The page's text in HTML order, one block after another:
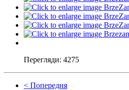
Перегляди: 4275
< Попередня